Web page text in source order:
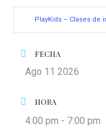
PlayKids – Clases de
FECHA
Ago 11 2026
HORA
4:00 pm - 7:00 pm